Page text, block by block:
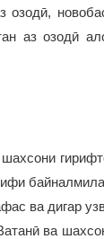
озодӣ,
аз озодӣ
ва дигар
ва